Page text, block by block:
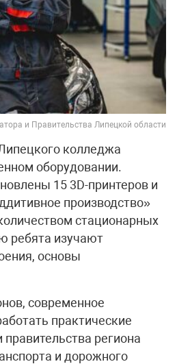
и Правительства Липецкой области
колледжа
оборудовании.
15 3D-принтеров и
производство»
стационарных
ребята изучают
основы
современное
практические
региона
и дорожного